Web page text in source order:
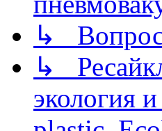
↳
↳
экология